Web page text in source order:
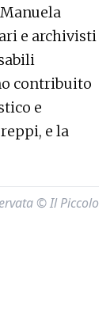
e archivisti
contribuito
e
e la
© Il Piccolo